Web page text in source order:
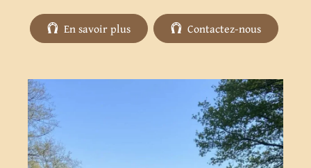
En savoir plus Contactez-nous